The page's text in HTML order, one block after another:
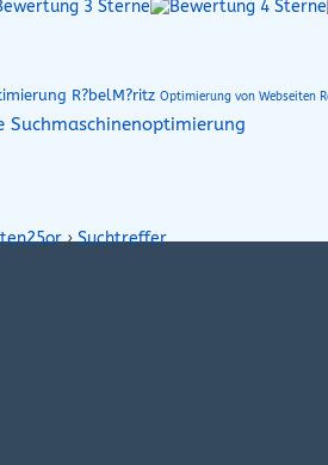
R?belM?ritz Optimierung von Webseiten
Suchmaschinenoptimierung
›Suchtreffer